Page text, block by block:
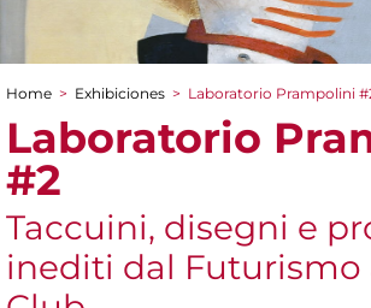
You are here
Home > Exhibiciones > Laboratorio Prampolini
Laboratorio
#2
Taccuini, disegni e
inediti dal Futurismo